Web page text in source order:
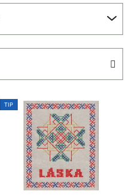
TIP